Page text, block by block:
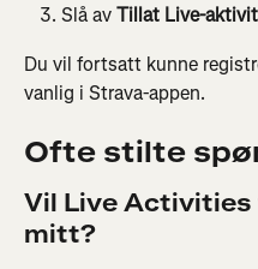
Slå av Tillat Live-
Du vil fortsatt kunne
vanlig i Strava-appen.
Ofte stilte
Vil Live
mitt?